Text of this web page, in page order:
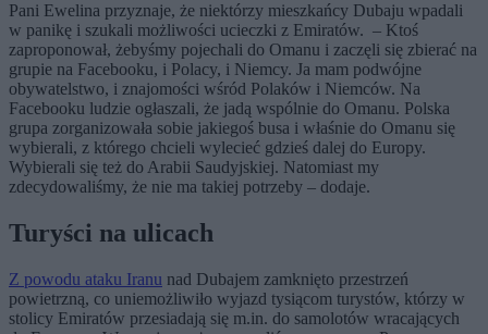
Pani Ewelina przyznaje, że niektórzy mieszkańcy Dubaju wpadali
w panikę i szukali możliwości ucieczki z Emiratów. – Ktoś
zaproponował, żebyśmy pojechali do Omanu i zaczęli się zbierać na
grupie na Facebooku, i Polacy, i Niemcy. Ja mam podwójne
obywatelstwo, i znajomości wśród Polaków i Niemców. Na
Facebooku ludzie ogłaszali, że jadą wspólnie do Omanu. Polska
grupa zorganizowała sobie jakiegoś busa i właśnie do Omanu się
wybierali, z którego chcieli wylecieć gdzieś dalej do Europy.
Wybierali się też do Arabii Saudyjskiej. Natomiast my
zdecydowaliśmy, że nie ma takiej potrzeby – dodaje.
Turyści na ulicach
Z powodu ataku Iranu nad Dubajem zamknięto przestrzeń
powietrzną, co uniemożliwiło wyjazd tysiącom turystów, którzy w
stolicy Emiratów przesiadają się m.in. do samolotów wracających